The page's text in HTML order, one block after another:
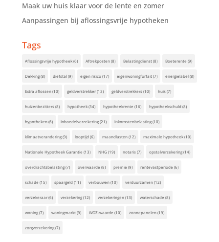
Maak uw huis klaar voor de lente en zomer
Aanpassingen bij aflossingsvrije hypotheken
Tags
Aflossingsvrije hypotheek(6) Aftrekposten(8) Belastingdienst(8) Boeterente (9)
Dekking(8) diefstal(9) eigen risico(17) eigenwoningforfait(7) energielabel(8)
Extra aflossen(10) geldverstrekker(13) geldverstrekkers(10) huis(7)
huizenbezitters(8) hypotheek(34) hypotheekrente (16) hypotheekschuld(8)
hypotheken(6) inboedelverzekering(21) inkomstenbelasting(10)
klimaatverandering(9) looptijd(6) maandlasten(12) maximale hypotheek(10)
Nationale Hypotheek Garantie (13) NHG(19) notaris(7) opstalverzekering(14)
overdrachtsbelasting(7) overwaarde (8) premie (9) rentevastperiode (6)
schade (15) spaargeld(11) verbouwen(10) verduurzamen(12)
verzekeraar(6) verzekering(12) verzekeringen(13) waterschade (8)
woning(7) woningmarkt(9) WOZ-waarde (10) zonnepanelen(19)
zorgverzekering(7)